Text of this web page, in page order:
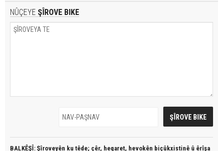
NÛÇEYE ŞÎROVE BIKE
BALKÊŞÎ: Şîroveyên ku têde; çêr, heqaret, hevokên biçûkxistinê û êrîşa